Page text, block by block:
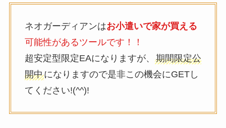
ネオガーディアンはお小遣いで家が買える
可能性があるツールです！！
超安定型限定EAになりますが、 期間限定公
開中になりますので是非この機会にGETし
てください!(^^)!